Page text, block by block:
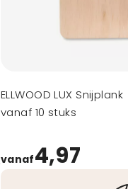
ELLWOOD LUX Snijplank
vanaf 10 stuks
vanaf4,97